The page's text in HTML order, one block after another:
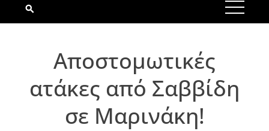
Αποστομωτικές
ατάκες από Σαββίδη
σε Μαρινάκη!